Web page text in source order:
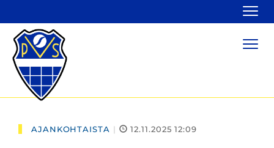
AJANKOHTAISTA | 12.11.2025 12:09